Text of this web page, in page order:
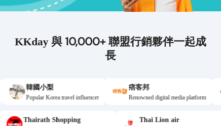
KKday 與 10,000+ 聯盟行銷夥伴一起成
長
小梨
Korea travel influencer
痞客邦
Renowned digital media platform One-
Thairath Shopping Thai Lion air